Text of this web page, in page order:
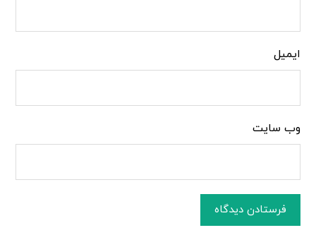
ایمیل
وب‌ سایت
فرستادن دیدگاه